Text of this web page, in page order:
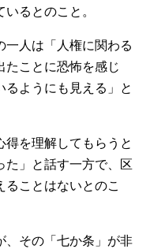
るとのこと。
一人は「人権に関わる
たことに恐怖を感じ
るようにも見える」と
を理解してもらうと
た」と話す一方で、区
ことはないとのこ
、その「七か条」が非